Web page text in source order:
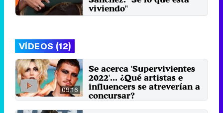
viviendo"
Martes 2 Noviembre 2021 03:23
VÍDEOS (12)
09:16
Se acerca 'Supervivientes
2022'... ¿Qué artistas e
influencers se atreverían a
concursar?